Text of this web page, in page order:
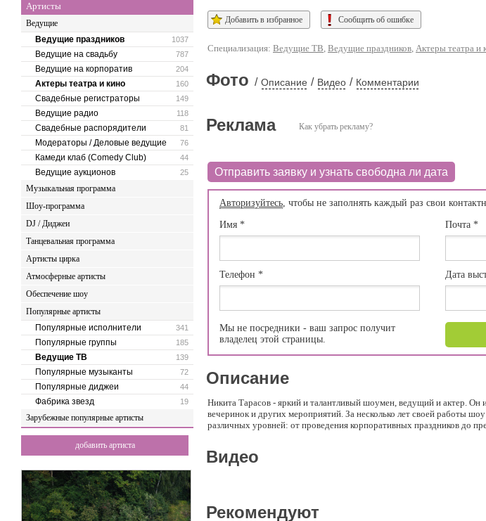
Артисты
Ведущие
1037
Ведущие праздников
787
Ведущие на свадьбу
204
Ведущие на корпоратив
160
Актеры театра и кино
149
Свадебные регистраторы
118
Ведущие радио
81
Свадебные распорядители
76
Модераторы / Деловые ведущие
44
Камеди клаб (Comedy Club)
25
Ведущие аукционов
Музыкальная программа
Шоу-программа
DJ / Диджеи
Танцевальная программа
Артисты цирка
Атмосферные артисты
Обеспечение шоу
Популярные артисты
341
Популярные исполнители
185
Популярные группы
139
Ведущие ТВ
72
Популярные музыканты
44
Популярные диджеи
19
Фабрика звезд
Зарубежные популярные артисты
добавить артиста
Добавить в избранное Сообщить об ошибке
Специализация: Ведущие ТВ, Ведущие праздников, Актеры театра и
Фото / Описание / Видео / Комментарии
Как убрать рекламу?
Реклама
Отправить заявку и узнать свободна ли дата
Авторизуйтесь, чтобы не заполнять каждый раз свои
Имя *
Телефон *
Мы не посредники - ваш запрос получит
владелец этой страницы.
Почта*
Дата
Описание
Никита Тарасов - яркий и талантливый шоумен, ведущий и актер.
вечеринок и других мероприятий. За несколько лет своей работы
различных уровней: от проведения корпоративных праздников до
Видео
Рекомендуют